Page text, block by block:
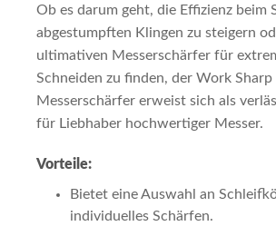
Ob es darum geht, die Effizienz beim
abgestumpften Klingen zu steigern
ultimativen Messerschärfer für
Schneiden zu finden, der Work Sharp
Messerschärfer erweist sich als
für Liebhaber hochwertiger Messer.
Vorteile:
Bietet eine Auswahl an
individuelles Schärfen.